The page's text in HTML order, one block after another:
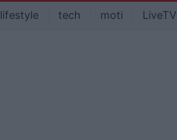
lifestyle tech moti LiveTV